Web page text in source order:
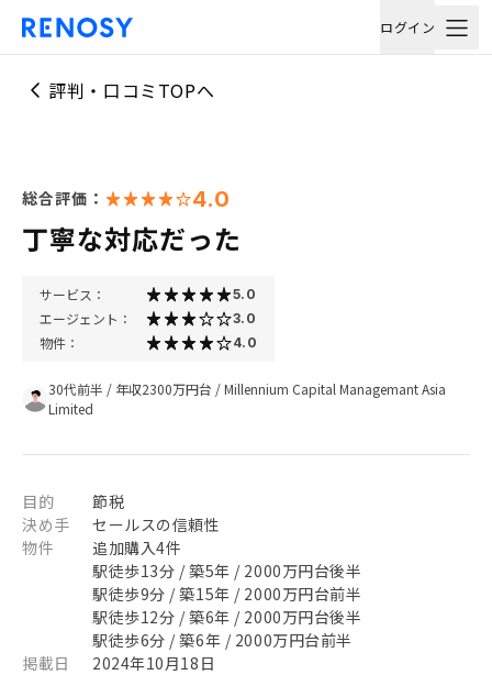
ログイン
評判・口コミTOPへ
総合評価： 4.0
丁寧な対応だった
サービス： 5.0
エージェント： 3.0
物件： 4.0
30代前半 / 年収2300万円台 /Millennium Capital Managemant Asia
Limited
目的
節税
決め手
セールスの信頼性
物件
追加購入4件
駅徒歩13分 / 築5年 / 2000万円台後半
駅徒歩9分 / 築15年 / 2000万円台前半
駅徒歩12分 / 築6年 / 2000万円台後半
駅徒歩6分 / 築6年 / 2000万円台前半
掲載日
2024年10月18日